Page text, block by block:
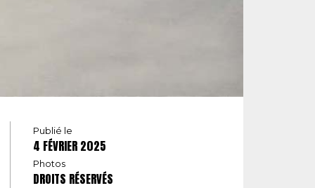
Publié le
4 FÉVRIER 2025
Photos
DROITS RÉSERVÉS